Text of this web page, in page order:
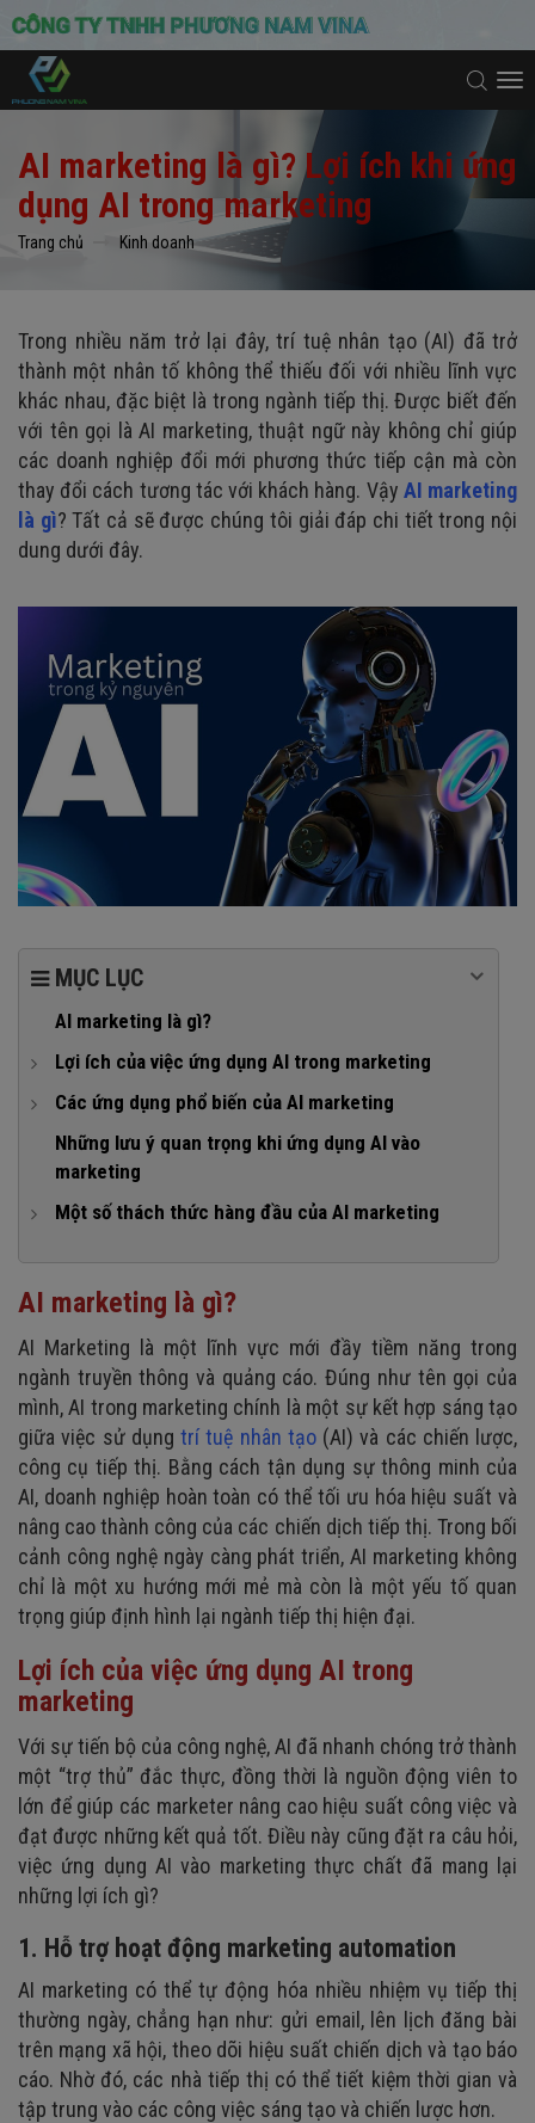
AI marketing là gì? Lợi ích khi ứng
dụng AI trong marketing
Trang chủ Kinh doanh
Trong nhiều năm trở lại đây, trí tuệ nhân tạo (AI) đã trở
thành một nhân tố không thể thiếu đối với nhiều lĩnh vực
khác nhau, đặc biệt là trong ngành tiếp thị. Được biết đến
với tên gọi là AI marketing, thuật ngữ này không chỉ giúp
các doanh nghiệp đổi mới phương thức tiếp cận mà còn
thay đổi cách tương tác với khách hàng. Vậy AI marketing
là gì? Tất cả sẽ được chúng tôi giải đáp chi tiết trong nội
dung dưới đây.
MỤC LỤC
AI marketing là gì?
Lợi ích của việc ứng dụng AI trong marketing
1. Hỗ trợ hoạt động marketing automation
2. Ứng dụng AI marketing giúp giảm thiểu sai sót
3. Tăng tính cá nhân hóa trong các hoạt động marketing
4. Giúp ra quyết định nhanh và thông minh hơn
6. Tăng trưởng ROI hiệu quả
Các ứng dụng phổ biến của AI marketing
1. Phân tích dữ liệu và dự đoán xu hướng
2. Quản lý và sáng tạo nội dung
3. Tiếp thị tự động
Những lưu ý quan trọng khi ứng dụng AI vào
marketing
Một số thách thức hàng đầu của AI marketing
2. Vấn đề cơ sở hạ tầng công nghệ thông tin
4. Sự thay đổi chóng mặt của AI từng ngày
AI marketing là gì?
AI Marketing là một lĩnh vực mới đầy tiềm năng trong
ngành truyền thông và quảng cáo. Đúng như tên gọi của
mình, AI trong marketing chính là một sự kết hợp sáng tạo
giữa việc sử dụng trí tuệ nhân tạo(AI) và các chiến lược,
công cụ tiếp thị. Bằng cách tận dụng sự thông minh của
AI, doanh nghiệp hoàn toàn có thể tối ưu hóa hiệu suất và
nâng cao thành công của các chiến dịch tiếp thị. Trong bối
cảnh công nghệ ngày càng phát triển, AI marketing không
chỉ là một xu hướng mới mẻ mà còn là một yếu tố quan
trọng giúp định hình lại ngành tiếp thị hiện đại.
Lợi ích của việc ứng dụng AI trong
marketing
Với sự tiến bộ của công nghệ, AI đã nhanh chóng trở thành
một “trợ thủ” đắc thực, đồng thời là nguồn động viên to
lớn để giúp các marketer nâng cao hiệu suất công việc và
đạt được những kết quả tốt. Điều này cũng đặt ra câu hỏi,
việc ứng dụng AI vào marketing thực chất đã mang lại
những lợi ích gì?
1. Hỗ trợ hoạt động marketing automation
AI marketing có thể tự động hóa nhiều nhiệm vụ tiếp thị
thường ngày, chẳng hạn như: gửi email, lên lịch đăng bài
trên mạng xã hội, theo dõi hiệu suất chiến dịch và tạo báo
cáo. Nhờ đó, các nhà tiếp thị có thể tiết kiệm thời gian và
tập trung vào các công việc sáng tạo và chiến lược hơn.